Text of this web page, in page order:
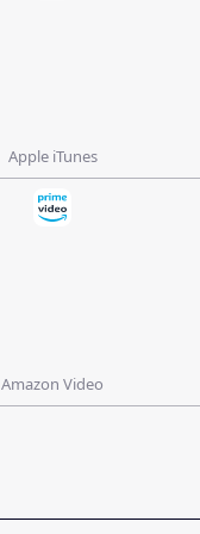
Apple iTunes
Amazon Video